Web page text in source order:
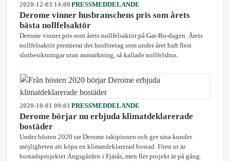
2020-12-03 14:00 PRESSMEDDELANDE
Derome vinner husbranschens pris som årets
bästa nollfelsaktör
Derome vinner pris som årets nollfelsaktör på Gar-Bo-dagen. Årets
nollfelsaktör premierar det husföretag som under året haft flest
slutbesiktningar utan anmärkning, så kallade nollfelshus.
2020-10-01 09:01 PRESSMEDDELANDE
Derome börjar nu erbjuda klimatdeklarerade
bostäder
Under hösten 2020 tar Derome taktpinnen och ger sina kunder
möjligheten att köpa en klimatdeklarerad bostad. Först ut är
bostadsprojektet Ängsgården i Fjärås, men fler projekt är på gång.